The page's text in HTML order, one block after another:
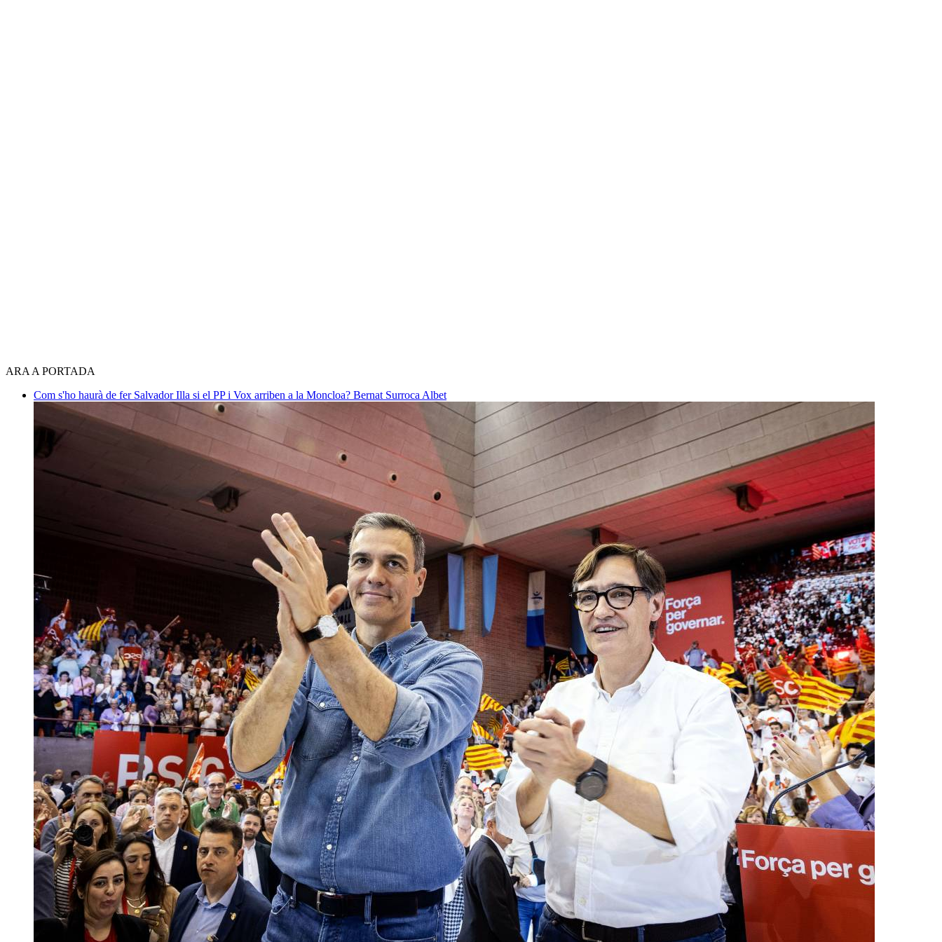
ARA A PORTADA
Com s'ho haurà de fer Salvador Illa si el PP i Vox arriben a la Moncloa? Bernat Surroca Albet